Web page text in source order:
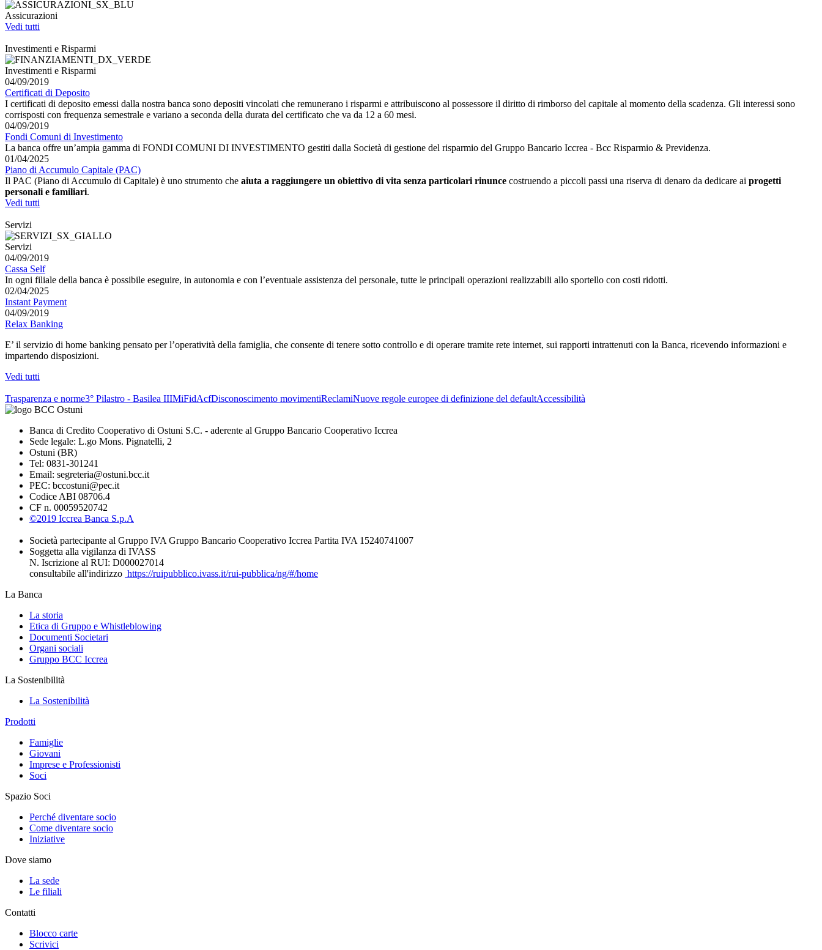
Assicurazioni
Vedi tutti
Investimenti e Risparmi
Investimenti e Risparmi
04/09/2019
Certificati di Deposito
I certificati di deposito emessi dalla nostra banca sono depositi vincolati che remunerano i risparmi e attribuiscono al possessore il diritto di rimborso del capitale al momento della scadenza. Gli interessi sono
corrisposti con frequenza semestrale e variano a seconda della durata del certificato che va da 12 a 60 mesi.
04/09/2019
Fondi Comuni di Investimento
La banca offre un’ampia gamma di FONDI COMUNI DI INVESTIMENTO gestiti dalla Società di gestione del risparmio del Gruppo Bancario Iccrea - Bcc Risparmio & Previdenza.
01/04/2025
Piano di Accumulo Capitale (PAC)
Il PAC (Piano di Accumulo di Capitale) è uno strumento che aiuta a raggiungere un obiettivo di vita senza particolari rinunce costruendo a piccoli passi una riserva di denaro da dedicare ai progetti
personali e familiari.
Vedi tutti
Servizi
Servizi
04/09/2019
Cassa Self
In ogni filiale della banca è possibile eseguire, in autonomia e con l’eventuale assistenza del personale, tutte le principali operazioni realizzabili allo sportello con costi ridotti.
02/04/2025
Instant Payment
04/09/2019
Relax Banking
E’ il servizio di home banking pensato per l’operatività della famiglia, che consente di tenere sotto controllo e di operare tramite rete internet, sui rapporti intrattenuti con la Banca, ricevendo informazioni e
impartendo disposizioni.
Vedi tutti
Trasparenza e norme3° Pilastro - Basilea IIIMiFidAcfDisconoscimento movimentiReclamiNuove regole europee di definizione del defaultAccessibilità
Banca di Credito Cooperativo di Ostuni S.C. - aderente al Gruppo Bancario Cooperativo Iccrea
Sede legale: L.go Mons. Pignatelli, 2
Ostuni (BR)
Tel: 0831-301241
Email: segreteria@ostuni.bcc.it
PEC: bccostuni@pec.it
Codice ABI 08706.4
CF n. 00059520742
©2019 Iccrea Banca S.p.A
Società partecipante al Gruppo IVA Gruppo Bancario Cooperativo Iccrea Partita IVA 15240741007
Soggetta alla vigilanza di IVASS
N. Iscrizione al RUI: D000027014
consultabile all'indirizzo https://ruipubblico.ivass.it/rui-pubblica/ng/#/home
La Banca
La storia
Etica di Gruppo e Whistleblowing
Documenti Societari
Organi sociali
Gruppo BCC Iccrea
La Sostenibilità
La Sostenibilità
Prodotti
Famiglie
Giovani
Imprese e Professionisti
Soci
Spazio Soci
Perché diventare socio
Come diventare socio
Iniziative
Dove siamo
La sede
Le filiali
Contatti
Blocco carte
Scrivici